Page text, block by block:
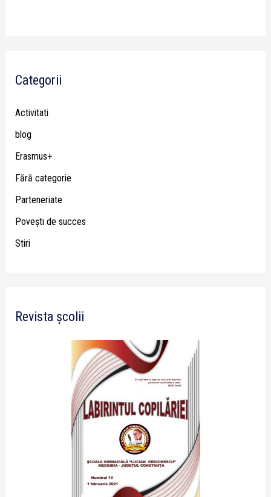
Categorii
Activitati
blog
Erasmus+
Fără categorie
Parteneriate
Poveşti de succes
Stiri
Revista școlii